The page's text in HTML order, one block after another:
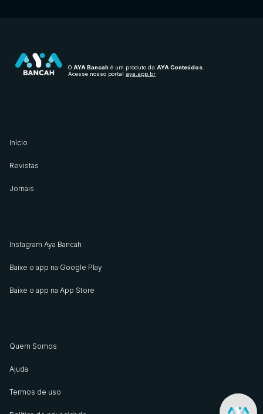
O AYA Bancah é um produto da AYA Conteúdos
Acesse nosso portal aya.app.br
Início
Revistas
Jornais
Instagram Aya Bancah
Baixe o app na Google Play
Baixe o app na App Store
Quem Somos
Ajuda
Termos de uso